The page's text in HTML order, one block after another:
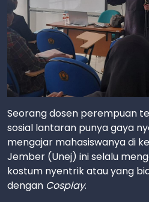
Seorang dosen perempuan
sosial lantaran punya gaya
mengajar mahasiswanya di
Jember (Unej) ini selalu
kostum nyentrik atau yang
dengan Cosplay.